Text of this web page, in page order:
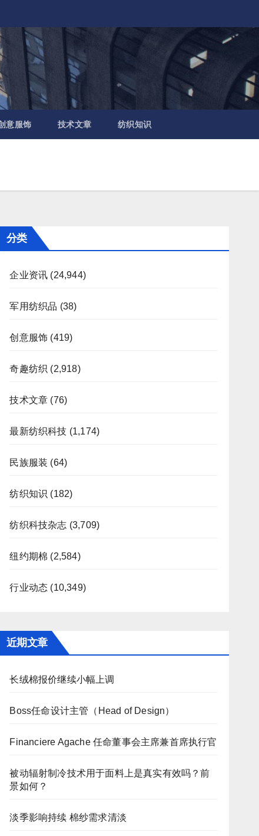
意服饰 技术文章 纺织知识
分类
企业资讯 (24,944)
军用纺织品 (38)
创意服饰 (419)
奇趣纺织 (2,918)
技术文章 (76)
最新纺织科技 (1,174)
民族服装 (64)
纺织知识 (182)
纺织科技杂志 (3,709)
纽约期棉 (2,584)
行业动态 (10,349)
近期文章
长绒棉报价继续小幅上调
Boss任命设计主管（Head of Design）
Financiere Agache 任命董事会主席兼首席执行官
被动辐射制冷技术用于面料上是真实有效吗？前
景如何？
淡季影响持续 棉纱需求清淡